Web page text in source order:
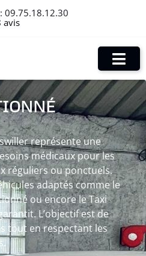
09.75.18.12.30
avis
représente une
médicaux pour les
réguliers ou ponctuels.
adaptés comme le
ou encore le Taxi
L’objectif est de
tout en respectant les